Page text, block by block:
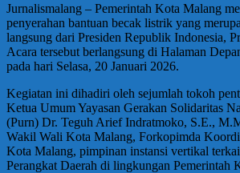
Jurnalismalang – Pemerintah Kota Malang
penyerahan bantuan becak listrik yang
langsung dari Presiden Republik Indonesia,
Acara tersebut berlangsung di Halaman
pada hari Selasa, 20 Januari 2026.
Kegiatan ini dihadiri oleh sejumlah tokoh
Ketua Umum Yayasan Gerakan Solidaritas
(Purn) Dr. Teguh Arief Indratmoko, S.E.,
Wakil Wali Kota Malang, Forkopimda
Kota Malang, pimpinan instansi vertikal
Perangkat Daerah di lingkungan Pemerintah